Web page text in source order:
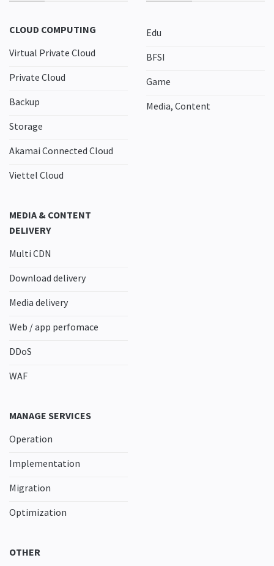
CLOUD COMPUTING
Virtual Private Cloud
Private Cloud
Backup
Storage
Akamai Connected Cloud
Viettel Cloud
MEDIA & CONTENT
DELIVERY
Multi CDN
Download delivery
Media delivery
Web / app perfomace
DDoS
WAF
MANAGE SERVICES
Operation
Implementation
Migration
Optimization
OTHER
Edu
BFSI
Game
Media, Content